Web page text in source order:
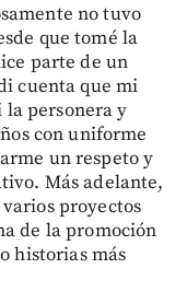
no tuvo
que tomé la
parte de un
cuenta que mi
personera y
con uniforme
un respeto y
Más adelante,
proyectos
de la promoción
historias más